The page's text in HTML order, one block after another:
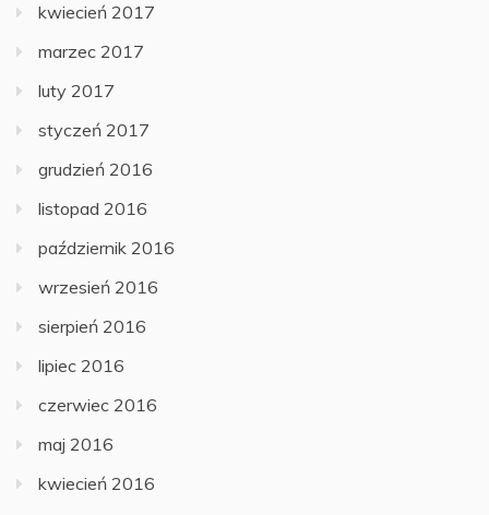
kwiecień 2017
marzec 2017
luty 2017
styczeń 2017
grudzień 2016
listopad 2016
październik 2016
wrzesień 2016
sierpień 2016
lipiec 2016
czerwiec 2016
maj 2016
kwiecień 2016